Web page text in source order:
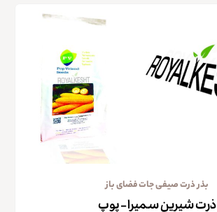
بذر ذرت صیفی جات فضای باز
ذرت شیرین سمیرا – پوپ